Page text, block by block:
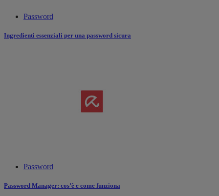
Password
Ingredienti essenziali per una password sicura
Password
Password Manager: cos’è e come funziona